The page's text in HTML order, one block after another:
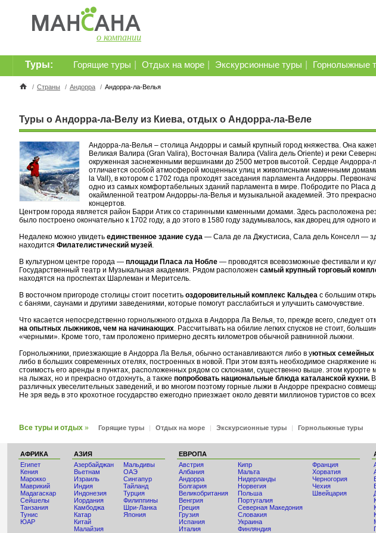
о компании
Горящие туры Отдых на море Экскурсионные туры Горнолыжные
Туры:
/ Страны / Андорра / Андорра-ла-Велья
Туры о Андорра-ла-Велу из Киева, отдых о Андорра-ла-Веле
Андорра-ла-Велья – столица Андорры и самый крупный город княжества. Она
Великая Валира (Gran Valira), Восточная Валира (Valira дель Oriente) и реки
окруженная заснеженными вершинами до 2500 метров высотой. Сердце Андорра-
отличается особой атмосферой мощенных улиц и живописными каменными
la Vall), в котором с 1702 года проходят заседания парламента Андорры.
одно из самых комфортабельных зданий парламента в мире. Побродите по Placa
окаймленной театром Андорры-ла-Велья и музыкальной академией. Это
концертов.
Центром города является район Барри Атик со старинными каменными домами. Здесь расположена
было построено окончательно к 1702 году, а до этого в 1580 году задумывалось, как дворец для одного
Недалеко можно увидеть единственное здание суда — Сала де ла Джустисиа, Сала дель Конселл —
находится Филателистический музей.
В культурном центре города — площади Пласа ла Нобле — проводятся всевозможные фестивали и
Государственный театр и Музыкальная академия. Рядом расположен самый крупный торговый
находятся на проспектах Шарлеман и Меритсель.
В восточном пригороде столицы стоит посетить оздоровительный комплекс Кальдеа с большим
с банями, саунами и другими заведениями, которые помогут расслабиться и улучшить самочувствие.
Что касается непосредственно горнолыжного отдыха в Андорра Ла Велья, то, прежде всего, следует
на опытных лыжников, чем на начинающих. Рассчитывать на обилие легких спусков не стоит,
«черными». Кроме того, там проложено примерно десять километров обычной равнинной лыжни.
Горнолыжники, приезжающие в Андорра Ла Велья, обычно останавливаются либо в уютных семейных
либо в больших современных отелях, построенных в новой. При этом взять необходимое снаряжение
стоимость его аренды в пунктах, расположенных рядом со склонами, существенно выше. этом
на лыжах, но и прекрасно отдохнуть, а также попробовать национальные блюда каталанской кухни.
различных увеселительных заведений, и во многом поэтому горные лыжи в Андорре прекрасно
Не зря ведь в это крохотное государство ежегодно приезжает около девяти миллионов туристов со
Все туры и отдых » Горящие туры | Отдых на море | Экскурсионные туры | Горнолыжные туры
АФРИКА
Египет
Кения
Мaрокко
Маврикий
Мадагаскар
Сейшелы
Танзания
Тунис
ЮАР
АЗИЯ
Азербайджан
Вьетнам
Израиль
Индия
Индонезия
Иордания
Камбоджа
Катар
Китай
Малайзия
Мальдивы
ОАЭ
Сингапур
Тайланд
Турция
Филиппины
Шри-Ланка
Япония
ЕВРОПА
Австрия
Албания
Андорра
Болгария
Великобритания
Венгрия
Греция
Грузия
Испания
Италия
Кипр
Мальта
Нидерланды
Норвегия
Польша
Португалия
Северная Македония
Словакия
Украина
Финляндия
Франция
Хорватия
Черногория
Чехия
Швейцария